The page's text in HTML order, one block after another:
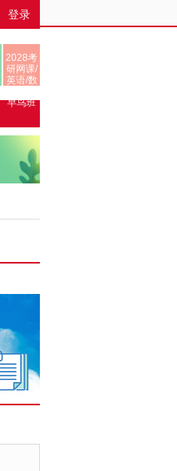
登录
2028考
研网课/
英语/数
早鸟班